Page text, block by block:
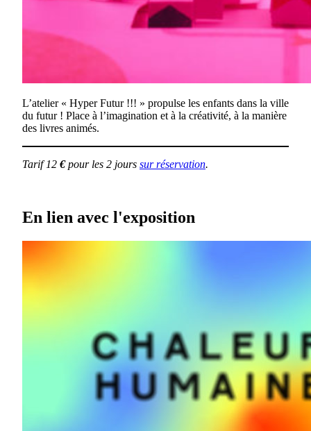
L’atelier « Hyper Futur !!! » propulse les enfants dans la ville
du futur ! Place à l’imagination et à la créativité, à la manière
des livres animés.
Tarif 12 €pour les 2 jours sur réservation.
En lien avec l'exposition